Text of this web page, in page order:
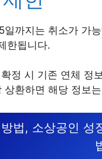
까지는 취소가 가
한됩니다.
정 시 기존 연체 정
상환하면 해당 정보
법, 소상공인